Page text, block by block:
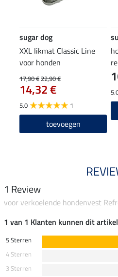
sugar dog
XXL likmat Classic Line
voor honden
17,90 €22,90 €
14,32 €
5.0 1
toevoegen
1 Review
voor verkoelende hondenvest
1 van 1 Klanten kunnen dit
5 Sterren
4 Sterren
3 Sterren